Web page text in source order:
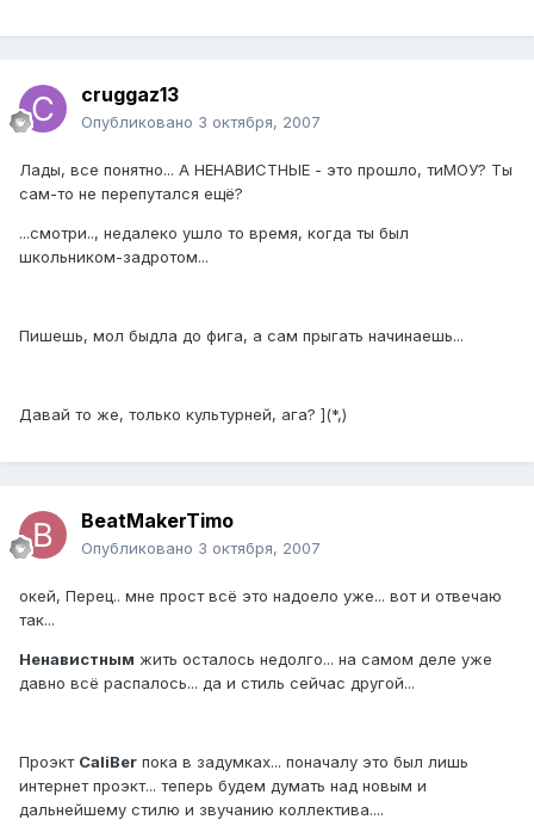
cruggaz13
Опубликовано 3 октября, 2007
Лады, все понятно... А НЕНАВИСТНЫЕ - это прошло, тиМОУ? Ты
сам-то не перепутался ещё?
...смотри.., недалеко ушло то время, когда ты был
школьником-задротом...
Пишешь, мол быдла до фига, а сам прыгать начинаешь...
Давай то же, только культурней, ага? ](*,)
BeatMakerTimo
Опубликовано 3 октября, 2007
окей, Перец.. мне прост всё это надоело уже... вот и отвечаю
так...
Ненавистным жить осталось недолго... на самом деле уже
давно всё распалось... да и стиль сейчас другой...
Проэкт CaliBer пока в задумках... поначалу это был лишь
интернет проэкт... теперь будем думать над новым и
дальнейшему стилю и звучанию коллектива....